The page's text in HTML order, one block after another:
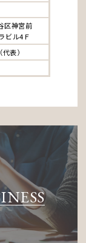
区神宮前
ビル4Ｆ
表）